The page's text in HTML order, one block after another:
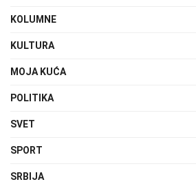
KOLUMNE
KULTURA
MOJA KUĆA
POLITIKA
SVET
SPORT
SRBIJA